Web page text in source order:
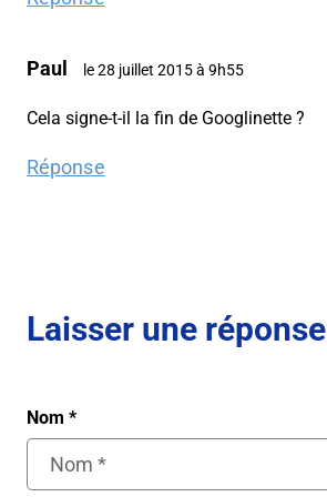
Paul le 28 juillet 2015 à 9h55
Cela signe-t-il la fin de Googlinette ?
Réponse
Laisser une réponse
Nom *